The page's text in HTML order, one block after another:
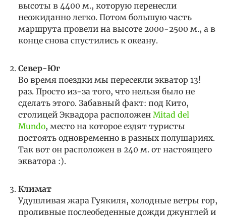
высоты в 4400 м., которую перенесли
неожиданно легко. Потом большую часть
маршрута провели на высоте 2000-2500 м., а в
конце снова спустились к океану.
Север-Юг
Во время поездки мы пересекли экватор 13!
раз. Просто из-за того, что нельзя было не
сделать этого. Забавный факт: под Кито,
столицей Эквадора расположен Mitad del
Mundo, место на которое ездят туристы
постоять одновременно в разных полушариях.
Так вот он расположен в 240 м. от настоящего
экватора :).
Климат
Удушливая жара Гуякиля, холодные ветры гор,
проливные послеобеденные дожди джунглей и